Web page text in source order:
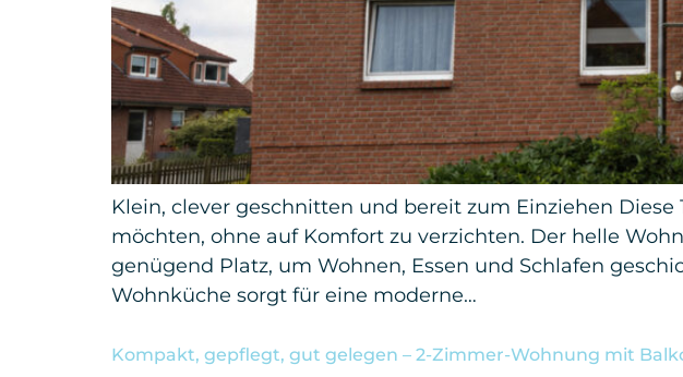
Klein, clever geschnitten und bereit zum Einziehen
möchten, ohne auf Komfort zu verzichten. Der helle
genügend Platz, um Wohnen, Essen und Schlafen
Wohnküche sorgt für eine moderne…
Kompakt, gepflegt, gut gelegen – 2-Zimmer-Wohnung mit